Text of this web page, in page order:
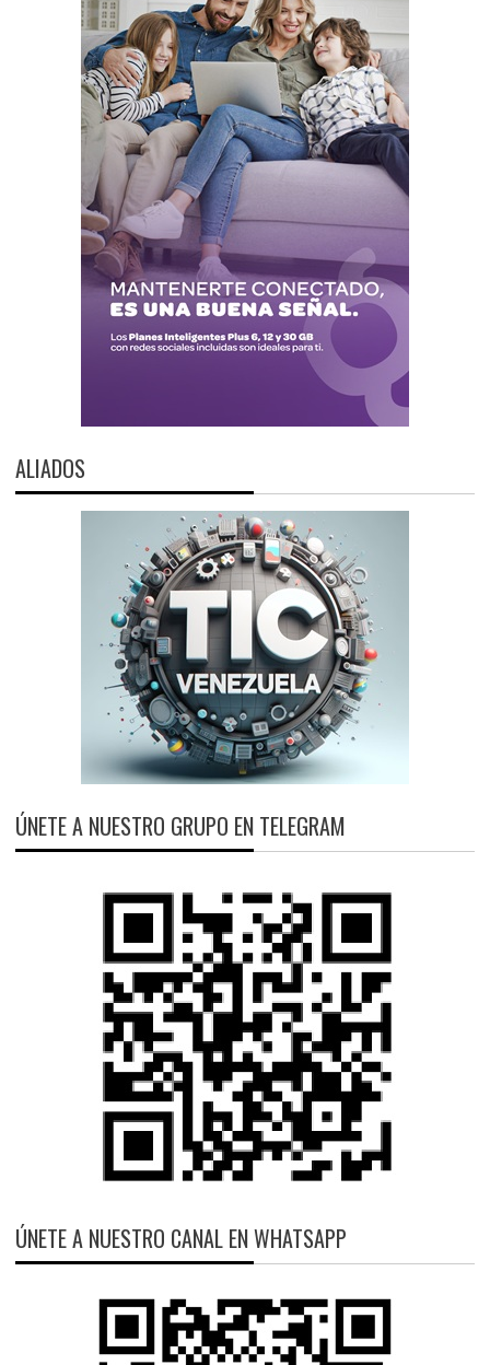
ALIADOS
ÚNETE A NUESTRO GRUPO EN TELEGRAM
ÚNETE A NUESTRO CANAL EN WHATSAPP